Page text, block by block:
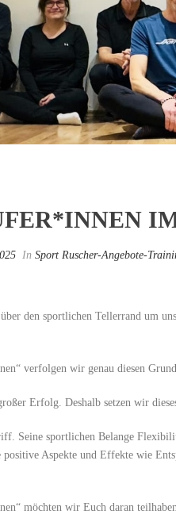
In Sport Ruscher-Angebote-
den sportlichen Tellerrand um
verfolgen wir genau diesen
Erfolg. Deshalb setzen wir
Seine sportlichen Belange
Aspekte und Effekte wie
möchten wir Euch daran